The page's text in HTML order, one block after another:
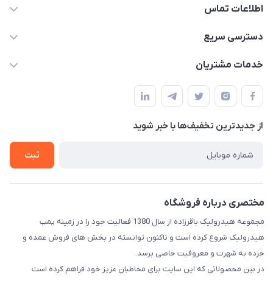
اطلاعات تماس
04432336021
دسترسی سریع
حساب کاربری
لیست محصولات
درباره ما
خدمات مشتریان
قوانین و مقررات
حریم خصوصی
راهنما
از جدید‌ترین تخفیف‌ها با‌ خبر شوید
ثبت
مختصری درباره فروشگاه
مجموعه هیدرولیک باقرزاده از سال 1380 فعالیت خود را در زمینه پمپ
هیدرولیک شروع کرده است و تاکنون توانسته در بخش های فروش عمده و
خرده به شهرت و معروفیت خاصی برسد.
در بین محصولاتی که این سایت برای مخاطبان عزیز خود فراهم کرده است